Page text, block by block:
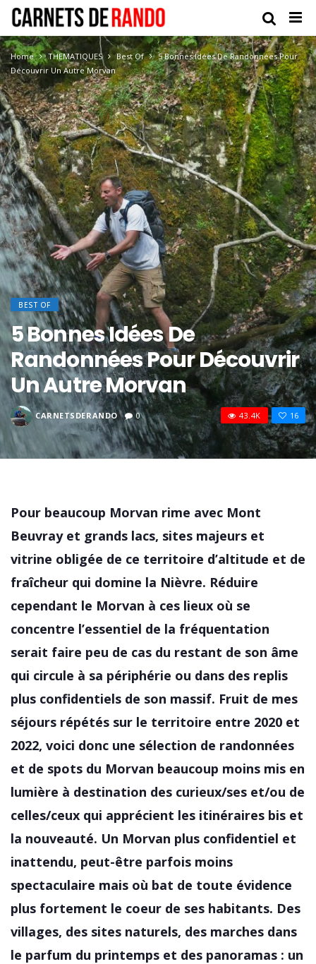
Home THEMATIQUES Best Of
5 Bonnes Idées De Randonnées Pour
Découvrir Un Autre Morvan
BEST OF
5 Bonnes Idées De
Randonnées Pour Découvrir
Un Autre Morvan
CARNETSDERANDO 0 16
43.4K
Pour beaucoup Morvan rime avec Mont
Beuvray et grands lacs, sites majeurs et
vitrine obligée de ce territoire d’altitude et de
fraîcheur qui domine la Nièvre. Réduire
cependant le Morvan à ces lieux où se
concentre l’essentiel de la fréquentation
serait faire peu de cas du restant de son âme
qui circule à sa périphérie ou dans des replis
plus confidentiels de son massif. Fruit de mes
séjours répétés sur le territoire entre 2020 et
2022, voici donc une sélection de randonnées
et de spots du Morvan beaucoup moins mis en
lumière à destination des curieux/ses et/ou de
celles/ceux qui apprécient les itinéraires bis et
la nouveauté. Un Morvan plus confidentiel et
inattendu, peut-être parfois moins
spectaculaire mais où bat de toute évidence
plus fortement le coeur de ses habitants. Des
villages, des sites naturels, des marches dans
le parfum du printemps et des panoramas : un